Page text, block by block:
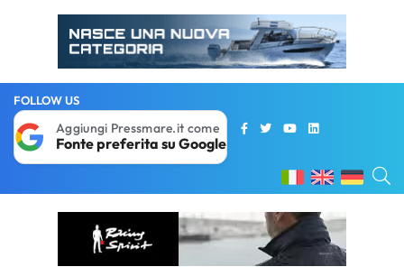
FOLLOW US
Aggiungi Pressmare.it come
Fonte preferita su Google